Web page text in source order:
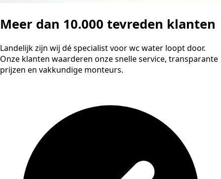
Meer dan 10.000 tevreden klanten
Landelijk zijn wij dé specialist voor wc water loopt door.
Onze klanten waarderen onze snelle service, transparante
prijzen en vakkundige monteurs.